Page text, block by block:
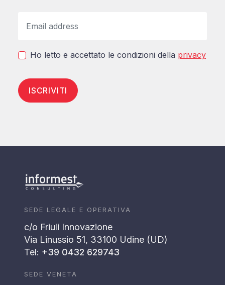
Ho letto e accettato le condizioni della privacy
ISCRIVITI
SEDE LEGALE E OPERATIVA
c/o Friuli Innovazione
Via Linussio 51, 33100 Udine (UD)
Tel: +39 0432 629743
SEDE VENETA